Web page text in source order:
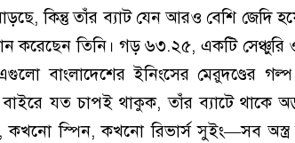
কিন্তু তাঁর ব্যাট যেন আরও বেশি জেদি
করেছেন তিনি। গড় ৬৩.২৫, একটি
বাংলাদেশের ইনিংসের মেরুদণ্ডের
যত চাপই থাকুক, তাঁর ব্যাটে থাকে
কখনো স্পিন, কখনো রিভার্স সুইং—সব অস্ত্র